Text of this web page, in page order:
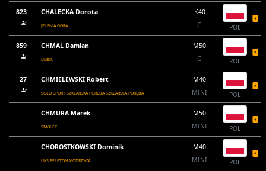
823 CHALECKA Dorota
JELENIA GÓRA
K40
G
POL
859 CHMAL Damian
LUBIN
M50
G
POL
27 CHMIELEWSKI Robert
SOLO SPORT SZKLARSKA POREBA SZKLARSKA PORĘBA
M40
MINI
POL
CHMURA Marek
SMOLEC
M50
MINI
POL
CHOROSTKOWSKI Dominik
UKS PELETON MODRZYCA
M40
MINI
POL